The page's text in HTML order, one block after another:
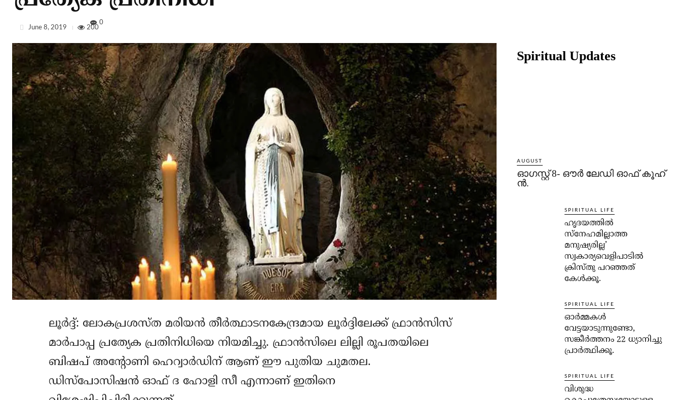
June 8, 2019 200
0
ലൂര്‍ദ്ദ്: ലോകപ്രശസ്ത മരിയന്‍ തീര്‍ത്ഥാടനകേന്ദ്രമായ ലൂര്‍ദ്ദിലേക്ക് ഫ്രാന്‍സിസ്
മാര്‍പാപ്പ പ്രത്യേക പ്രതിനിധിയെ നിയമിച്ചു. ഫ്രാന്‍സിലെ ലില്ലി രൂപതയിലെ
ബിഷപ് അന്റോണി ഹെറ്വാര്‍ഡിന് ആണ് ഈ പുതിയ ചുമതല.
ഡിസ്‌പോസിഷന്‍ ഓഫ് ദ ഹോളി സീ എന്നാണ് ഇതിനെ
Spiritual Updates
AUGUST
ഓഗസ്റ്റ് 8- ഔര്‍ ലേഡി ഓഫ് കൂഹ്
ന്‍.
SPIRITUAL LIFE
ഹൃദയത്തില്‍
സ്‌നേഹമില്ലാത്ത
മനുഷ്യരില്ല’
സ്വകാര്യവെളിപാടില്‍
ക്രിസ്തു പറഞ്ഞത്
കേള്‍ക്കൂ.
SPIRITUAL LIFE
ഓര്‍മ്മകള്‍
വേട്ടയാടുന്നുണ്ടോ,
സങ്കീര്‍ത്തനം 22 ധ്യാനിച്ചു
പ്രാര്‍ത്ഥിക്കൂ.
SPIRITUAL LIFE
വിശുദ്ധ